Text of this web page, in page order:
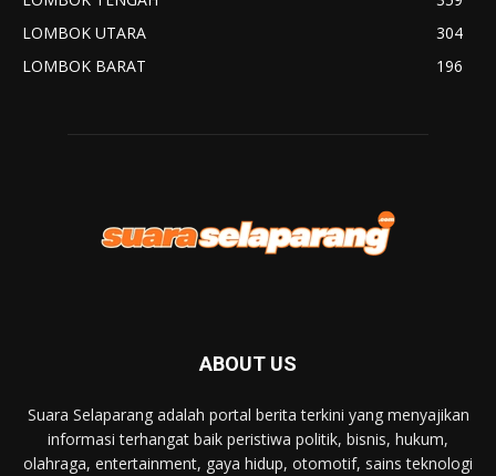
LOMBOK UTARA
304
LOMBOK BARAT
196
ABOUT US
Suara Selaparang adalah portal berita terkini yang menyajikan
informasi terhangat baik peristiwa politik, bisnis, hukum,
olahraga, entertainment, gaya hidup, otomotif, sains teknologi